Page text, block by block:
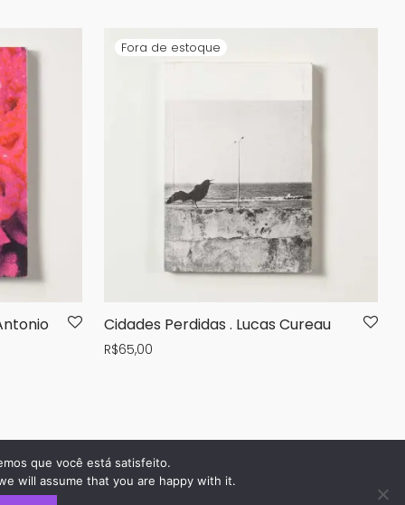
Cidades Perdidas . Lucas Cureau
R$65,00
que você está satisfeito.
will assume that you are happy with it.